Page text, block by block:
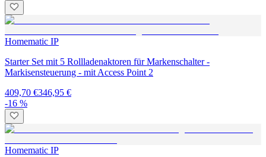
Homematic IP
Starter Set mit 5 Rollladenaktoren für Markenschalter -
Markisensteuerung - mit Access Point 2
409,70 €346,95 €
-16 %
Homematic IP